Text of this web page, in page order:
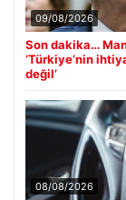
09/08/2026
Son dakika…
‘Türkiye’nin
değil’
08/08/2026